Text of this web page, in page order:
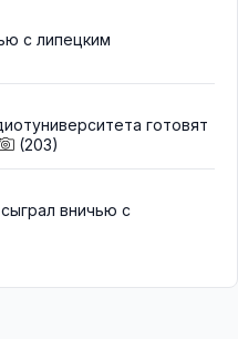
с липецким
готовят
(203)
вничью с